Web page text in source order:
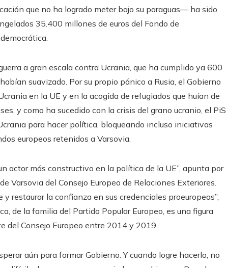
que no ha logrado meter bajo su paraguas— ha sido
35.400 millones de euros del Fondo de
a gran escala contra Ucrania, que ha cumplido ya 600
suavizado. Por su propio pánico a Rusia, el Gobierno
en la UE y en la acogida de refugiados que huían de
y como ha sucedido con la crisis del grano ucranio, el PiS
para hacer política, bloqueando incluso iniciativas
europeos retenidos a Varsovia.
actor más constructivo en la política de la UE”, apunta por
Varsovia del Consejo Europeo de Relaciones Exteriores.
restaurar la confianza en sus credenciales proeuropeas”,
de la familia del Partido Popular Europeo, es una figura
del Consejo Europeo entre 2014 y 2019.
aún para formar Gobierno. Y cuando logre hacerlo, no